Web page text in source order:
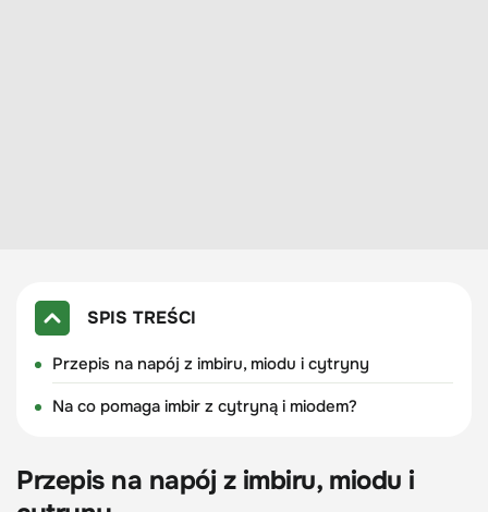
SPIS TREŚCI
Przepis na napój z imbiru, miodu i cytryny
Na co pomaga imbir z cytryną i miodem?
Przepis na napój z imbiru, miodu i